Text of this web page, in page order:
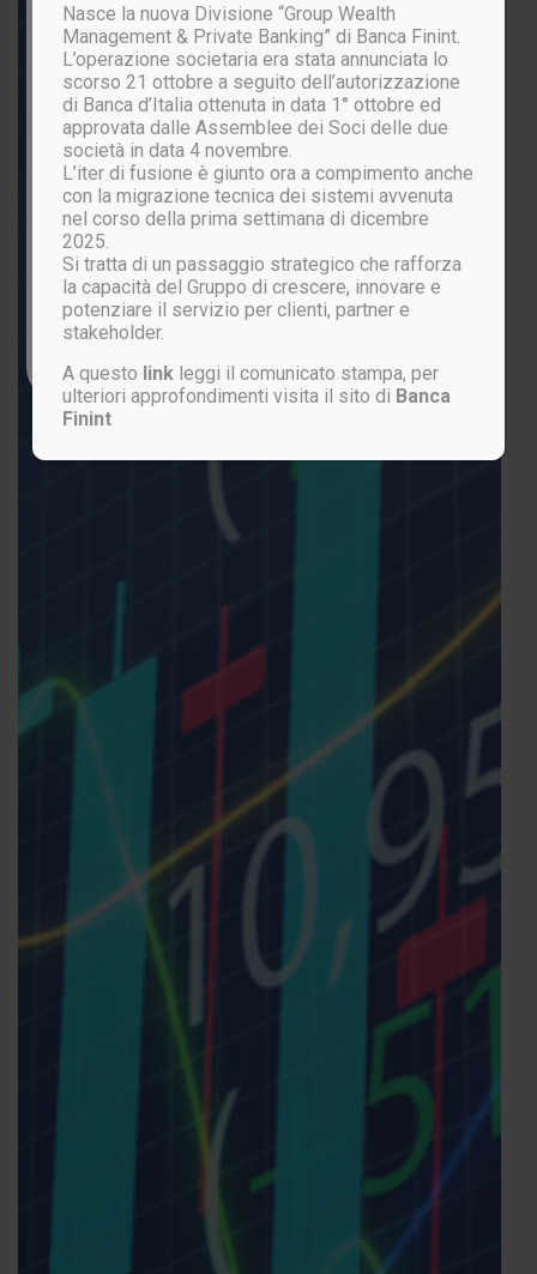
ACCEDI
Password persa?
Non sei ancora registrato?
Nasce la nuova Divisione “Group Wealth
Management & Private Banking” di Banca Finint.
L’operazione societaria era stata annunciata lo
scorso 21 ottobre a seguito dell’autorizzazione
di Banca d’Italia ottenuta in data 1° ottobre ed
approvata dalle Assemblee dei Soci delle due
società in data 4 novembre.
L’iter di fusione è giunto ora a compimento anche
con la migrazione tecnica dei sistemi avvenuta
nel corso della prima settimana di dicembre
2025.
Si tratta di un passaggio strategico che rafforza
la capacità del Gruppo di crescere, innovare e
potenziare il servizio per clienti, partner e
stakeholder.
A questo link leggi il comunicato stampa, per
ulteriori approfondimenti visita il sito di Banca
Finint